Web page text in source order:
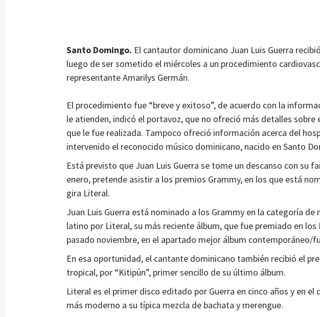
Santo Domingo. El cantautor dominicano Juan Luis Guerra
luego de ser sometido el miércoles a un procedimiento
representante Amarilys Germán.
El procedimiento fue “breve y exitoso”, de acuerdo con la
le atienden, indicó el portavoz, que no ofreció más detalles sobre
que le fue realizada. Tampoco ofreció información acerca del
intervenido el reconocido músico dominicano, nacido en Santo
Está previsto que Juan Luis Guerra se tome un descanso con su
enero, pretende asistir a los premios Grammy, en los que está
gira Literal.
Juan Luis Guerra está nominado a los Grammy en la categoría
latino por Literal, su más reciente álbum, que fue premiado en los
pasado noviembre, en el apartado mejor álbum contemporáneo/
En esa oportunidad, el cantante dominicano también recibió el
tropical, por “Kitipún”, primer sencillo de su último álbum.
Literal es el primer disco editado por Guerra en cinco años y en el
más moderno a su típica mezcla de bachata y merengue.